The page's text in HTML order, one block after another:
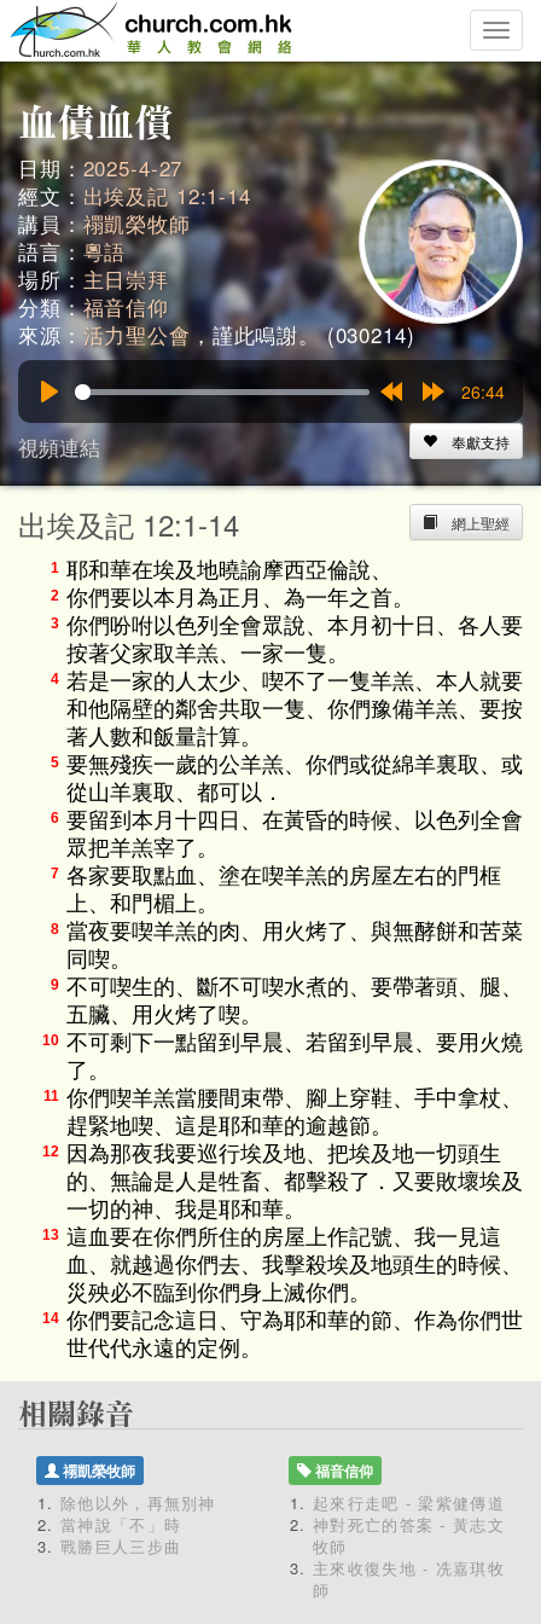
Toggle
日期：2025-4-27
經文： 出埃及記 12:1-14
講員：禤凱榮牧師
語言：粵語
場所： 主日崇拜
分類：福音信仰
來源： 活力聖公會 ，謹此鳴謝。 (030214)
Rewind
15s
Forward
15s
26:44
視頻連結 奉獻支持
網上聖經
出埃及記 12:1-14
1 耶和華在埃及地曉諭摩西亞倫說、
2 你們要以本月為正月、為一年之首。
3 你們吩咐以色列全會眾說、本月初十日、各人要
按著父家取羊羔、一家一隻。
4 若是一家的人太少、喫不了一隻羊羔、本人就要
和他隔壁的鄰舍共取一隻、你們豫備羊羔、要按
著人數和飯量計算。
5 要無殘疾一歲的公羊羔、你們或從綿羊裏取、或
從山羊裏取、都可以．
6 要留到本月十四日、在黃昏的時候、以色列全會
眾把羊羔宰了。
7 各家要取點血、塗在喫羊羔的房屋左右的門框
上、和門楣上。
8 當夜要喫羊羔的肉、用火烤了、與無酵餅和苦菜
同喫。
9 不可喫生的、斷不可喫水煮的、要帶著頭、腿、
五臟、用火烤了喫。
10 不可剩下一點留到早晨、若留到早晨、要用火燒
了。
11 你們喫羊羔當腰間束帶、腳上穿鞋、手中拿杖、
趕緊地喫、這是耶和華的逾越節。
12
因為那夜我要巡行埃及地、把埃及地一切頭生
的、無論是人是牲畜、都擊殺了．又要敗壞埃及
一切的神、我是耶和華。
13 這血要在你們所住的房屋上作記號、我一見這
血、就越過你們去、我擊殺埃及地頭生的時候、
災殃必不臨到你們身上滅你們。
14 你們要記念這日、守為耶和華的節、作為你們世
世代代永遠的定例。
禤凱榮牧師
除他以外，再無別神
當神說「不」時
戰勝巨人三步曲
福音信仰
起來行走吧 - 梁紫健傳道
神對死亡的答案 - 黃志文
牧師
主來收復失地 - 冼嘉琪牧
師